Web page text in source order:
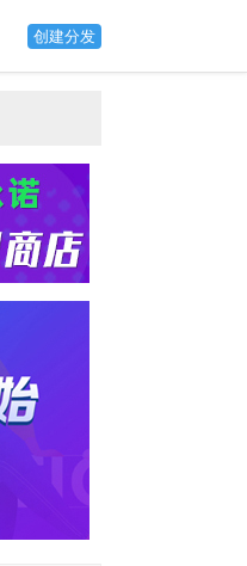
创建分发